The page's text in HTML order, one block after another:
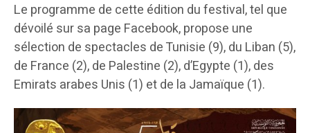
Le programme de cette édition du festival, tel que
dévoilé sur sa page Facebook, propose une
sélection de spectacles de Tunisie (9), du Liban (5),
de France (2), de Palestine (2), d’Egypte (1), des
Emirats arabes Unis (1) et de la Jamaïque (1).